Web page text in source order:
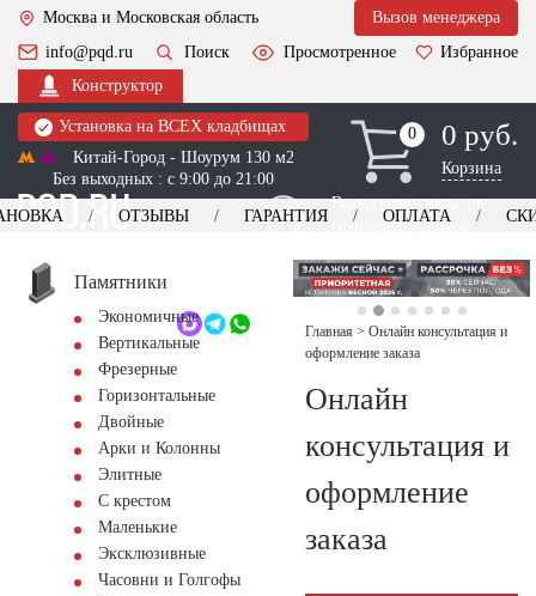
Москва и Московская область
Вызов менеджера
info@pqd.ru
Поиск Просмотренное
Избранное
Конструктор
Установка на ВСЕХ кладбищах
Китай-Город - Шоурум 130 м2
Без выходных : с 9:00 до 21:00
0
0 0 руб.
Корзина
Выезд менеджера для
оформления заказа
+7 (495) 518-44-23
Обратный звонок
ОТЗЫВЫ ГАРАНТИЯ ОПЛАТА
Памятники
Экономичные
Вертикальные
Фрезерные
Горизонтальные
Двойные
Арки и Колонны
Элитные
С крестом
Маленькие
Эксклюзивные
Часовни и Голгофы
Главная > Онлайн консультация и
оформление заказа
Онлайн
консультация и
оформление
заказа